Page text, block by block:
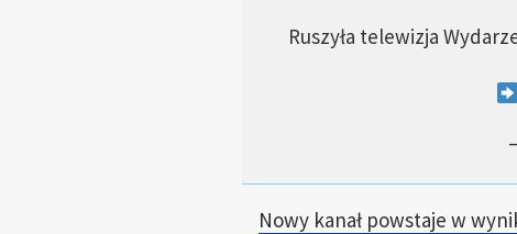
Ruszyła telewizja
Nowy kanał powstaje w